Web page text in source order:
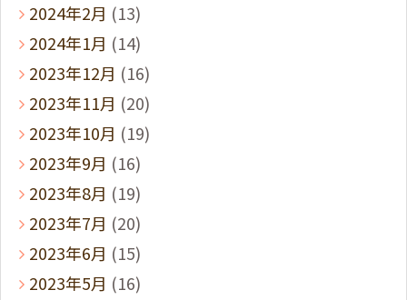
2024年2月 (13)
2024年1月 (14)
2023年12月 (16)
2023年11月 (20)
2023年10月 (19)
2023年9月 (16)
2023年8月 (19)
2023年7月 (20)
2023年6月 (15)
2023年5月 (16)